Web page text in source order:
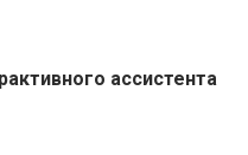
ассистента